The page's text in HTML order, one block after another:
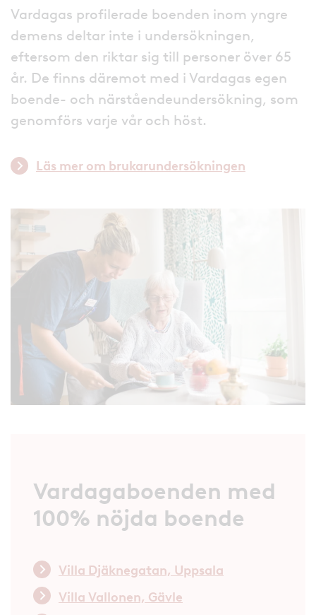
Vardagas profilerade boenden inom yngre
demens deltar inte i undersökningen,
eftersom den riktar sig till personer över 65
år. De finns däremot med i Vardagas egen
boende- och närståendeundersökning, som
genomförs varje vår och höst.
Läs mer om brukarundersökningen
Vardagaboenden med
100% nöjda boende
Villa Djäknegatan, Uppsala
Villa Vallonen, Gävle